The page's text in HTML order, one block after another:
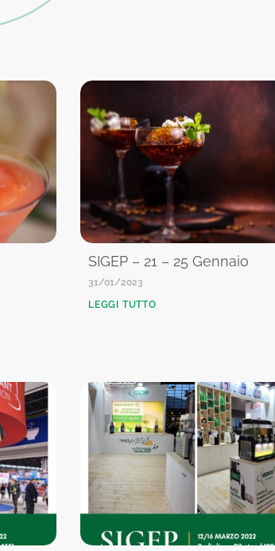
SIGEP – 21 – 25 Gennaio
31/01/2023
LEGGI TUTTO